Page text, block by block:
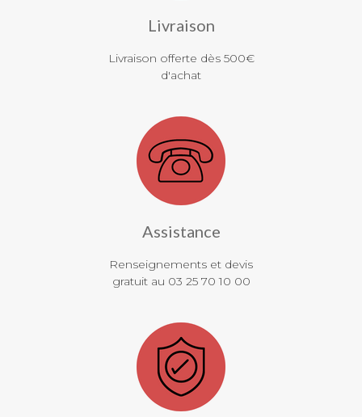
Livraison
Livraison offerte dès 500€
d'achat
Assistance
Renseignements et devis
gratuit au 03 25 70 10 00